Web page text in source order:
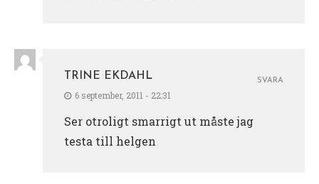
TRINE EKDAHL
6 september, 2011 - 22:31
Ser otroligt smarrigt ut måste jag
testa till helgen
SVARA